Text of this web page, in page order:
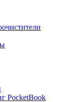
PocketBook